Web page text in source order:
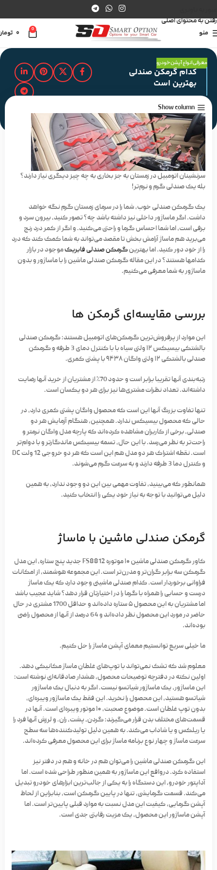
رفتن به محتوای اصلی
منو
0
معرفی انواع آپشن خودرو
کدام گرمکن صندلی
بهترین است
مدت زمان مطالعه : 2 دقیقه
Show column
سرنشینان اتومبیل در زمستان به جز بخاری به چه چیز دیگری نیاز دارند؟
بله یک صندلی گرم و نرم‌تر!
یک گرمکن صندلی خوب، شما را در سرمای زمستان گرم نگه خواهد
داشت. اگر ماساژور داخلی نیز داشته باشد چه؟ تصور کنید، بیرون سرد و
برفی است، اما شما احساس گرما و راحتی می‌کنید. و اگر از کمر درد رنج
می‌‌برید هم ماساژ آرامش بخش تا مقصد می‌تواند به شما کمک کند که درد
را از خود دور کنید. اما بهترینگرمکن‌ صندلی فابریکموجود در بازار
کدامها هستند؟ در این مقاله گرمکن صندلی ماشین را با ماساژور و بدون
ماساژور به شما معرفی می‌کنیم.
بررسی مقایسه‌ای گرمکن ها
این موارد از پرفروش‌ترین‌ گرمکن‌های اتومبیل هستند: گرمکن صندلی
بالشتکی بیسیکس ۱۲ ولتی سیاه با با کنترل دمای 3 طرفه و گرمکن
صندلی بالشتکی ۱۲ ولتی واگان ۹۴۳۸ با پشتی کمری.
رتبه‌بندی آنها تقریبا برابر است و حدود 70٪ از مشتریان از خرید آنها رضایت
داشته‌اند. تعداد نظرات مشتری‌ها نیز برای هر دو یکسان است.
تنها تفاوت بزرگ آنها این است که محصول واگان پشتی کمری دارد، در
حالی که محصول بیسیکس ندارد. همچنین، هنگام آزمایش هر دو
صندلی، برخی از کاربران مشاهده کرده‌اند که پارچه مدل واگان نرمتر و
راحت‌تر به نظر می‌رسد. با این حال، تسمه بیسیکس ماندگارتر و با دوام‌تر
است. نقطه اشتراک هر دو مدل هم این است که هر دو خروجی 12 ولت DC
و کنترل دما 3 طرفه دارند و به سرعت گرم می‌شوند.
همانطور که می‌بینید، تفاوت مهمی بین این دو وجود ندارد، به همین
دلیل می‌توانید با توجه به نیاز خود یکی را انتخاب کنید.
گرمکن صندلی ماشین با ماساژ
کاور گرمکن صندلی ماشین ۱۰ موتوره FS8812 جدید پنج ستاره، این مدل
گرمکن سه برابر گران‌تر و مدرن‌تر است. این مجموعه هوشمند، از امکانات
فراوانی برخوردار است. کدام صندلی ماشینی وجود دارد که یک ماساژ
درست و حسابی را همراه با گرما را در اختیارتان قرار دهد؟ شاید عجیب باشد
اما مشتریان به این محصول ۵ ستاره داده‌اند و حداقل 1700 مشتری در حال
حاضر در مورد این محصول نظر داده‌اند و 64 درصد از آنها از محصول راضی
بوده‌اند.
ما خیلی سریع توانستیم معمای آپشن ماساژ را حل کنیم.
معلوم شد که تشک نمی‌تواند با توپ‌های غلطان ماساژ مکانیکی دهد.
اولین نکته در دفترچه توضیحات محصول، هشدار صادقانه‌ای نوشته است:
این ماساژور، یک ماساژور شیاتسو نیست. اگر به دنبال یک ماساژور
شیاتسو هستید، این محصول را نخرید. این فقط یک ماساژور ویبره‌ای،
بدون توپ غلطان است. موضوع صحبت، ۱۰ موتور ویبره‌ای است. آنها در
قسمت‌های مختلف بدن قرار می‌گیرند: گردن، پشت، ران. و لرزش آنها فرد را
یا ریلکس و یا شاداب می‌کند. به همین دلیل تولیدکننده‌ها سه سطح
سرعت ماساژ و چهار نوع برنامه ماساژ برای این محصول معرفی کرده‌اند.
این گرمکن صندلی ماشین را می‌توان هم در خانه و هم در دفتر نیز
استفاده کرد. درواقع این ماساژور به همین منظور طراحی شده است. اما
آداپتور خودرو، این دستگاه را به یکی از جالب‌ترین ابزارهای خودرو تبدیل
می‌کند. قسمت گرمایشی، تنها در پایین گرمکن است، بنابراین از لحاظ
آپشن گرمایی، کیفیت این مدل نسبت به موارد قبلی پایین‌تر است. اما
آپشن ماساژور این محصول، یک مزیت رقابتی جدی است.